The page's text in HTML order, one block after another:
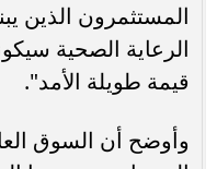
المستثمرون الذين
الرعاية الصحية
قيمة طويلة الأمد".
وأوضح أن السوق